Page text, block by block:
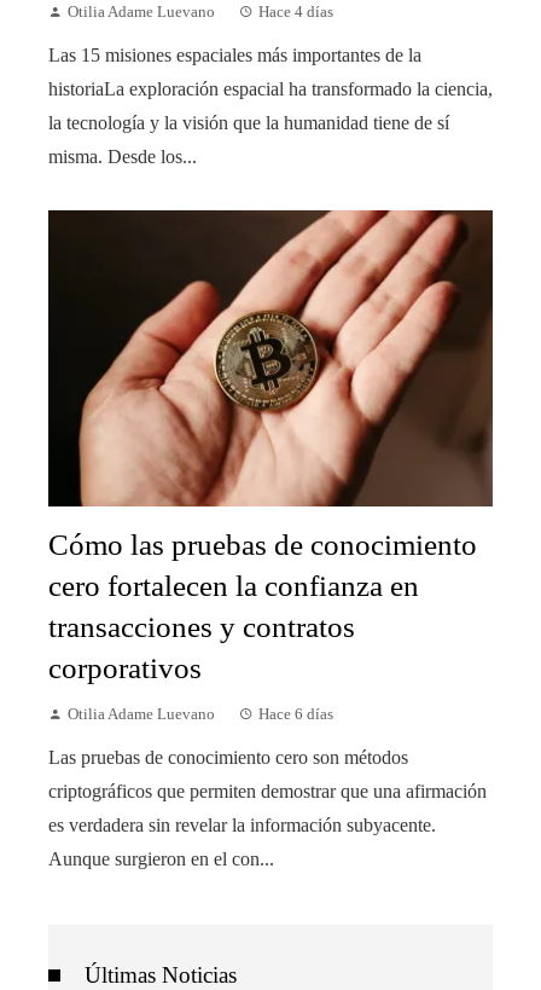
Otilia Adame Luevano Hace 4 días
Las 15 misiones espaciales más importantes de la
historiaLa exploración espacial ha transformado la ciencia,
la tecnología y la visión que la humanidad tiene de sí
misma. Desde los...
Cómo las pruebas de conocimiento
cero fortalecen la confianza en
transacciones y contratos
corporativos
Otilia Adame Luevano Hace 6 días
Las pruebas de conocimiento cero son métodos
criptográficos que permiten demostrar que una afirmación
es verdadera sin revelar la información subyacente.
Aunque surgieron en el con...
Últimas Noticias